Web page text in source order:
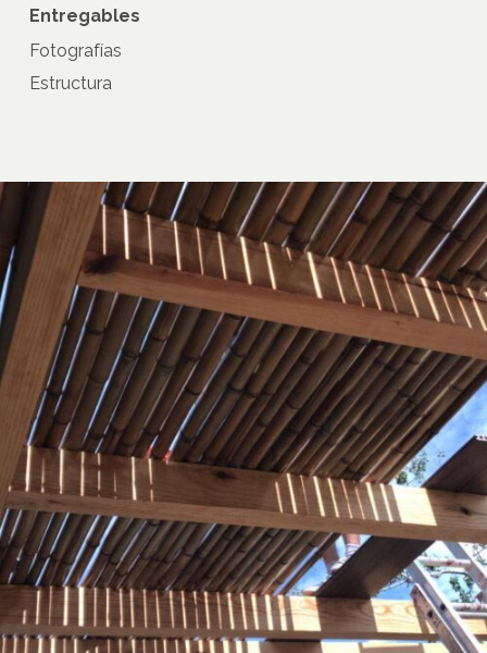
Entregables
Fotografías
Estructura